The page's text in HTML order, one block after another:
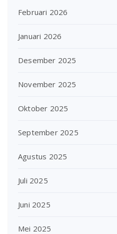
Februari 2026
Januari 2026
Desember 2025
November 2025
Oktober 2025
September 2025
Agustus 2025
Juli 2025
Juni 2025
Mei 2025